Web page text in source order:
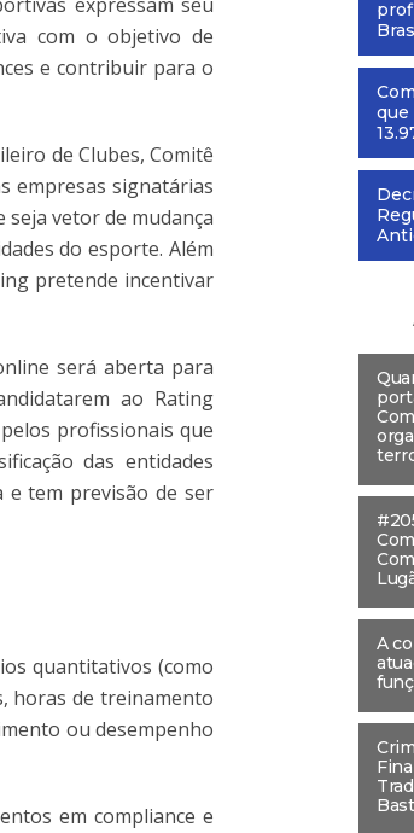
com o objetivo de
e contribuir para o
de Clubes, Comitê
empresas signatárias
vetor de mudança
do esporte. Além
pretende incentivar
será aberta para
ao Rating
profissionais que
das entidades
tem previsão de ser
quantitativos (como
horas de treinamento
ou desempenho
em compliance e
que
A